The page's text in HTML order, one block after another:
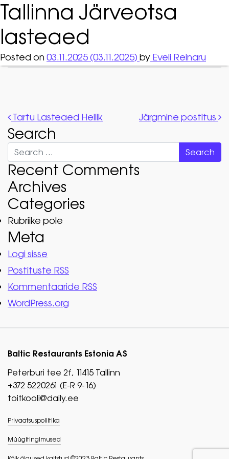
Tallinna Järveotsa
lasteaed
Posted on 03.11.2025(03.11.2025) by Eveli Reinaru
Post navigation
Tartu Lasteaed Hellik Järgmine postitus
Search
Search
Recent Comments
Archives
Categories
Rubriike pole
Meta
Logi sisse
Postituste RSS
Kommentaaride RSS
WordPress.org
Baltic Restaurants Estonia AS
Peterburi tee 2f, 11415 Tallinn
+372 5220261 (E-R 9-16)
toitkooli@daily.ee
Privaatsuspoliitika
Müügitingimused